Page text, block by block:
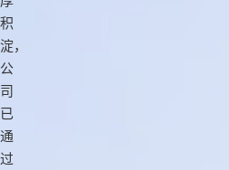
积
淀，
公
司
已
通
过